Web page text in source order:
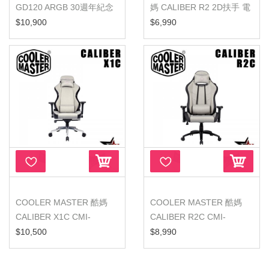
GD120 ARGB 30週年紀念
版 電競桌 ...
$10,900
媽 CALIBER R2 2D扶手 電
競椅
$6,990
COOLER MASTER 酷媽
CALIBER X1C CMI-
GCR2C-GY 酷冷電...
$10,500
COOLER MASTER 酷媽
CALIBER R2C CMI-
GCR2C-GY 酷冷電競...
$8,990